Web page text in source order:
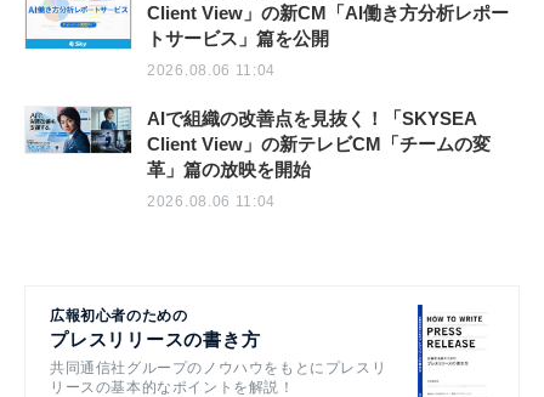
Client View」の新CM「AI働き方分析レポー
トサービス」篇を公開
2026.08.06 11:04
AIで組織の改善点を見抜く！「SKYSEA
Client View」の新テレビCM「チームの変
革」篇の放映を開始
2026.08.06 11:04
広報初心者のための
プレスリリースの書き方
共同通信社グループのノウハウをもとにプレスリ
リースの基本的なポイントを解説！